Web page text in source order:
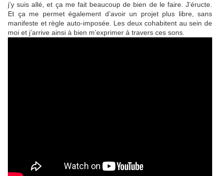
j’y suis allé, et ça me fait beaucoup de bien de le faire. J’éructe.
Et ça me permet également d’avoir un projet plus libre, sans
manifeste et règle auto-imposée. Les deux cohabitent au sein de
moi et j’arrive ainsi à bien m’exprimer à travers ces sons.